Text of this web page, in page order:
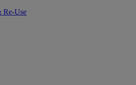
Re-Use